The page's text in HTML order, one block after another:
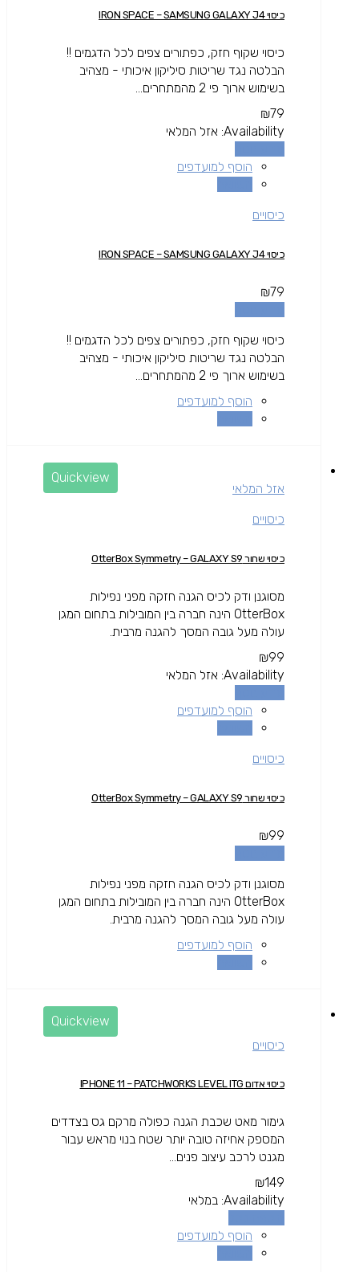
כיסוי IRON SPACE – SAMSUNG GALAXY J4
כיסוי שקוף חזק, כפתורים צפים לכל הדגמים !!
הבלטה נגד שריטות סיליקון איכותי - מצהיב
בשימוש ארוך פי 2 מהמתחרים...
₪79
Availability: אזל המלאי
הוסף למועדפים
כיסויים
כיסוי IRON SPACE – SAMSUNG GALAXY J4
₪79
כיסוי שקוף חזק, כפתורים צפים לכל הדגמים !!
הבלטה נגד שריטות סיליקון איכותי - מצהיב
בשימוש ארוך פי 2 מהמתחרים...
הוסף למועדפים
Quickview
אזל המלאי
כיסויים
כיסוי שחור OtterBox Symmetry – GALAXY S9
מסוגנן ודק לכיס הגנה חזקה מפני נפילות
OtterBox הינה חברה בין המובילות בתחום המגן
עולה מעל גובה המסך להגנה מרבית.
₪99
Availability: אזל המלאי
הוסף למועדפים
כיסויים
כיסוי שחור OtterBox Symmetry – GALAXY S9
₪99
מסוגנן ודק לכיס הגנה חזקה מפני נפילות
OtterBox הינה חברה בין המובילות בתחום המגן
עולה מעל גובה המסך להגנה מרבית.
הוסף למועדפים
Quickview
כיסויים
כיסוי אדום IPHONE 11 – PATCHWORKS LEVEL ITG
גימור מאט שכבת הגנה כפולה מרקם גס בצדדים
המספק אחיזה טובה יותר שטח בנוי מראש עבור
מגנט לרכב עיצוב פנים...
₪149
Availability: במלאי
הוסף למועדפים